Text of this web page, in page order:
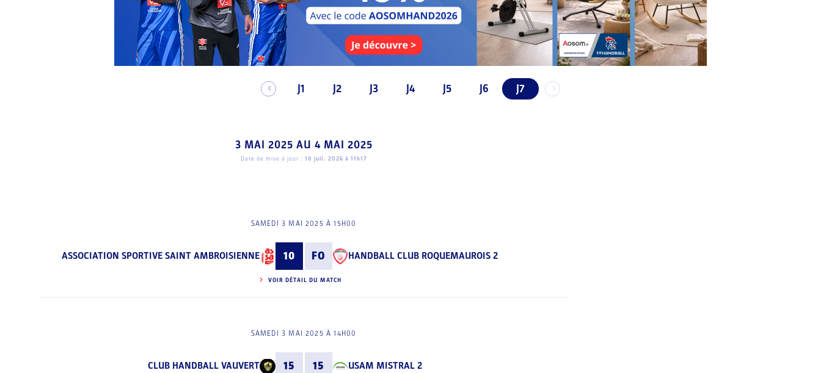
J1 J2 J3 J4 J5 J6 J7
3 MAI 2025 AU 4 MAI 2025
Date de mise à jour : 10 juil. 2026 à 11h17
SAMEDI 3 MAI 2025 À 15H00
ASSOCIATION SPORTIVE SAINT AMBROISIENNE 10 FO HANDBALL CLUB ROQUEMAUROIS 2
VOIR DÉTAIL DU MATCH
SAMEDI 3 MAI 2025 À 14H00
CLUB HANDBALL VAUVERT 15 15 USAM MISTRAL 2